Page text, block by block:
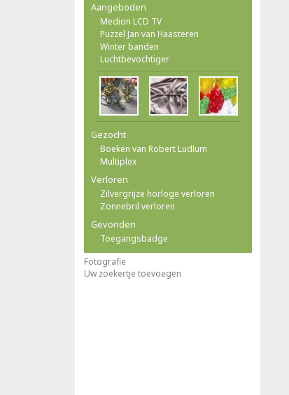
Aangeboden
Medion LCD TV
Puzzel Jan van Haasteren
Winter banden
Luchtbevochtiger
Gezocht
Boeken van Robert Ludlum
Multiplex
Verloren
Zilvergrijze horloge verloren
Zonnebril verloren
Gevonden
Toegangsbadge
Fotografie
Uw zoekertje toevoegen